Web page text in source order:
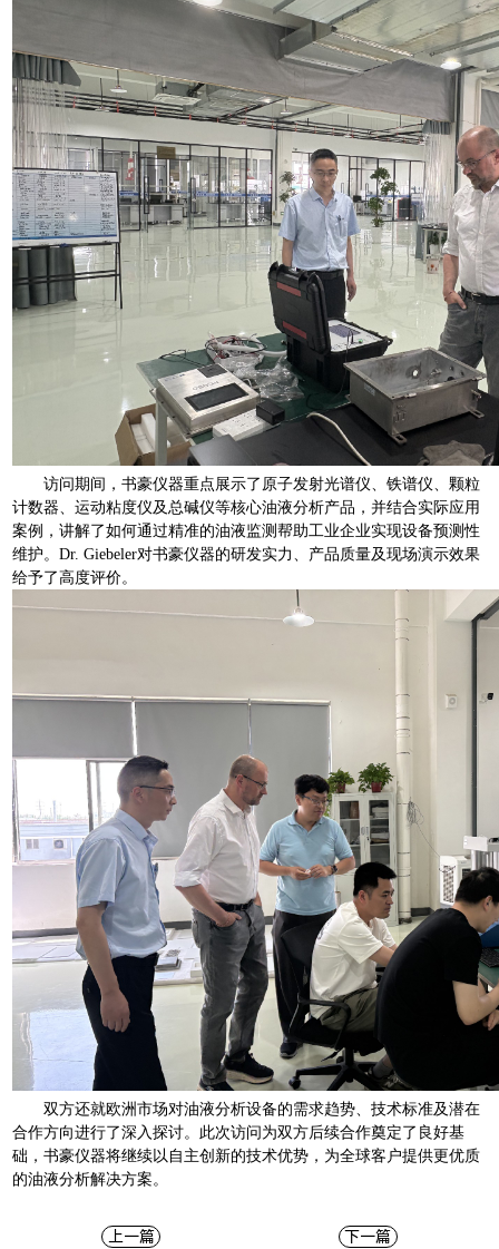
访问期间，书豪仪器重点展示了原子发射光谱仪、铁谱仪、颗粒
计数器、运动粘度仪及总碱仪等核心油液分析产品，并结合实际应用
案例，讲解了如何通过精准的油液监测帮助工业企业实现设备预测性
维护。Dr. Giebeler对书豪仪器的研发实力、产品质量及现场演示效果
给予了高度评价。
双方还就欧洲市场对油液分析设备的需求趋势、技术标准及潜在
合作方向进行了深入探讨。此次访问为双方后续合作奠定了良好基
础，书豪仪器将继续以自主创新的技术优势，为全球客户提供更优质
的油液分析解决方案。
上一篇 下一篇